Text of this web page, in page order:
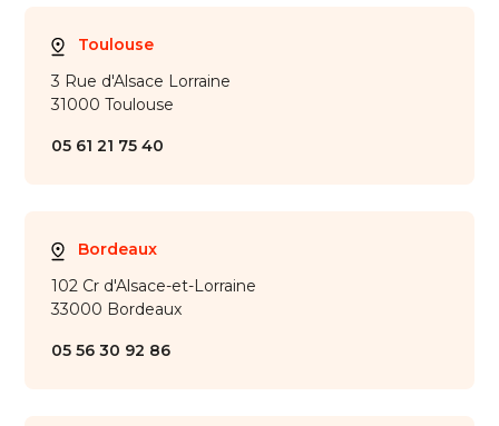
Toulouse
3 Rue d'Alsace Lorraine
31000 Toulouse
05 61 21 75 40
Bordeaux
102 Cr d'Alsace-et-Lorraine
33000 Bordeaux
05 56 30 92 86